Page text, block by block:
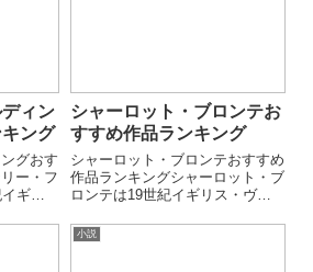
ィン
ング
グおす
ー・フ
ギリ
されて
シャーロット・ブロンテお
すすめ作品ランキング
シャーロット・ブロンテおすすめ
作品ランキングシャーロット・ブ
ロンテは19世紀イギリス・ヴィ
の自立・階級社会・情熱と道徳の
小説